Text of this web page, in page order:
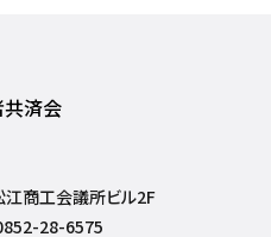
済会
商工会議所ビル2F
28-6575